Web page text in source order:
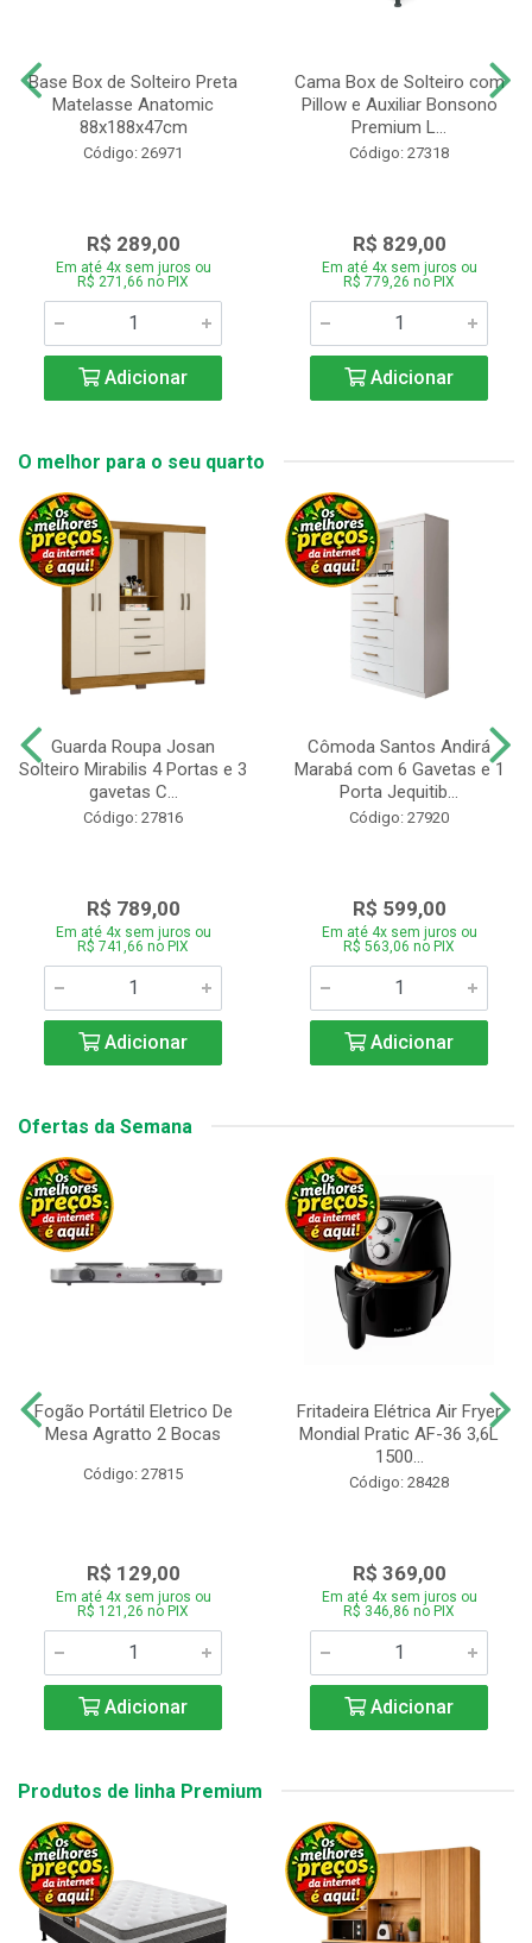
Base Box de Solteiro Preta
Matelasse Anatomic
88x188x47cm
Código: 26971
R$ 289,00
Em até 4x sem juros ou
R$ 271,66 no PIX
Adicionar
Cama Box de Solteiro com
Pillow e Auxiliar Bonsono
Premium L...
Código: 27318
R$ 829,00
Em até 4x sem juros ou
R$ 779,26 no PIX
Adicionar
O melhor para o seu quarto
Guarda Roupa Josan
Solteiro Mirabilis 4 Portas e 3
gavetas C...
Código: 27816
R$ 789,00
Em até 4x sem juros ou
R$ 741,66 no PIX
Adicionar
Cômoda Santos Andirá
Marabá com 6 Gavetas e 1
Porta Jequitib...
Código: 27920
R$ 599,00
Em até 4x sem juros ou
R$ 563,06 no PIX
Adicionar
Ofertas da Semana
Fogão Portátil Eletrico De
Mesa Agratto 2 Bocas
Código: 27815
R$ 129,00
Em até 4x sem juros ou
R$ 121,26 no PIX
Adicionar
Fritadeira Elétrica Air Fryer
Mondial Pratic AF-36 3,6L
1500...
Código: 28428
R$ 369,00
Em até 4x sem juros ou
R$ 346,86 no PIX
Adicionar
Produtos de linha Premium